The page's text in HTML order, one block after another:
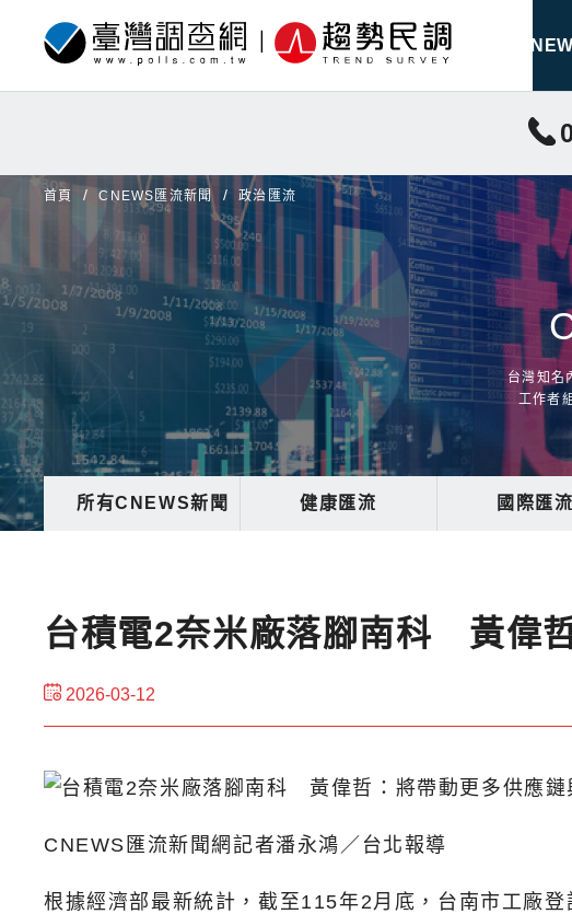
首頁 CNEWS匯流新聞 政治匯流
台灣知名
工作者
所有CNEWS新聞 健康匯流 國際匯流
台積電2奈米廠落腳南科 黃偉
2026-03-12
CNEWS匯流新聞網記者潘永鴻／台北報導
根據經濟部最新統計，截至115年2月底，台南市工廠